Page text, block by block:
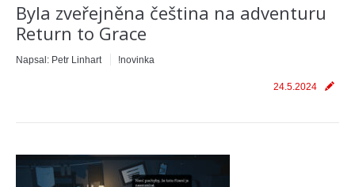
Byla zveřejněna čeština na adventuru
Return to Grace
Napsal: Petr Linhart !novinka
24.5.2024